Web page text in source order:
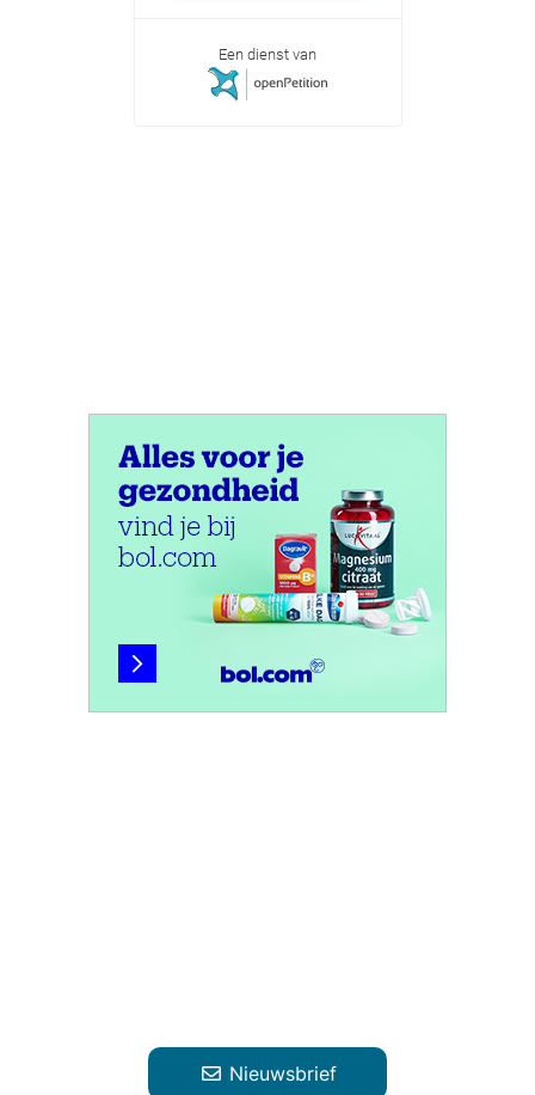
Een dienst van
Nieuwsbrief